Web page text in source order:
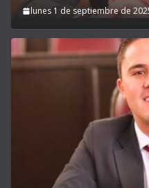
lunes 1 de septiembre de